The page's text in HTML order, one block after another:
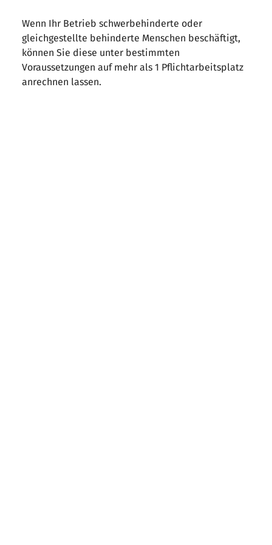
Wenn Ihr Betrieb schwerbehinderte oder
gleichgestellte behinderte Menschen beschäftigt,
können Sie diese unter bestimmten
Voraussetzungen auf mehr als 1 Pflichtarbeitsplatz
anrechnen lassen.